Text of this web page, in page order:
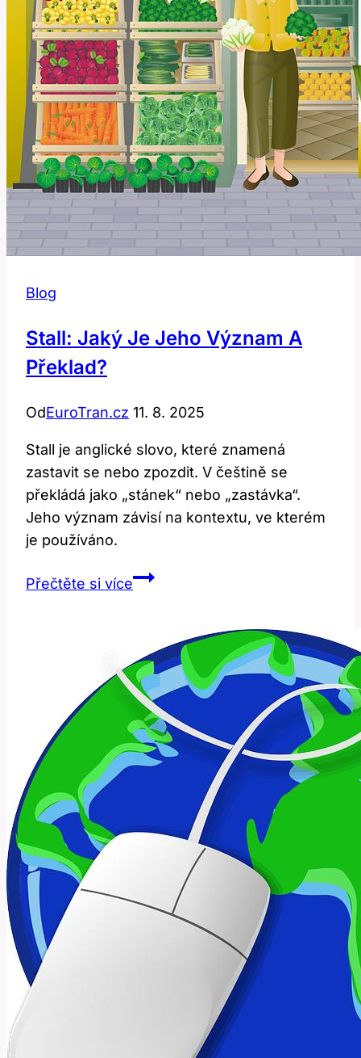
Blog
Stall: Jaký Je Jeho Význam A
Překlad?
OdEuroTran.cz 11. 8. 2025
Stall je anglické slovo, které znamená
zastavit se nebo zpozdit. V češtině se
překládá jako „stánek“ nebo „zastávka“.
Jeho význam závisí na kontextu, ve kterém
je používáno.
Přečtěte si víceStall:
význam
a
překlad?